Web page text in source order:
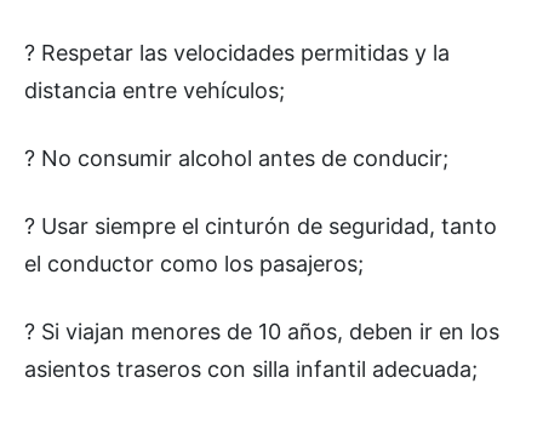
? Respetar las velocidades permitidas y la
distancia entre vehículos;
? No consumir alcohol antes de conducir;
? Usar siempre el cinturón de seguridad, tanto
el conductor como los pasajeros;
? Si viajan menores de 10 años, deben ir en los
asientos traseros con silla infantil adecuada;